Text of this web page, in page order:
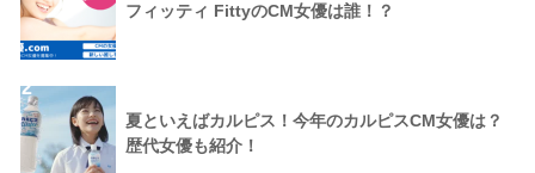
フィッティ FittyのCM女優は誰！？
2
夏といえばカルピス！今年のカルピスCM女優は？
歴代女優も紹介！